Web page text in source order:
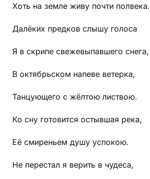
Хоть на земле живу почти полвека.
Далёких предков слышу голоса
Я в скрипе свежевыпавшего снега,
В октябрьском напеве ветерка,
Танцующего с жёлтою листвою.
Ко сну готовится остывшая река,
Её смиреньем душу успокою.
Не перестал я верить в чудеса,